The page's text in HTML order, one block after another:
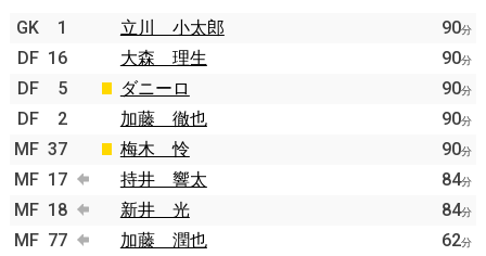
GK 1 立川 小太郎 90分
DF 16 大森 理生 90分
DF 5 ダニーロ 90分
DF 2 加藤 徹也 90分
MF 37 梅木 怜 90分
MF 17 持井 響太 84分
MF 18 新井 光 84分
MF 77 加藤 潤也 62分